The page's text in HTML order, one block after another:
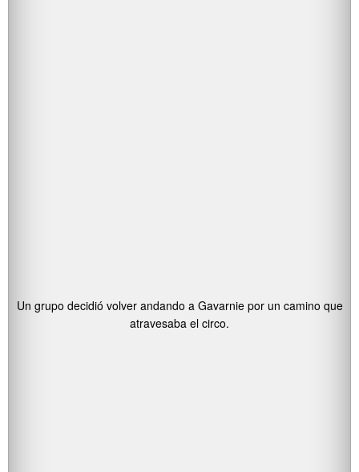
Un grupo decidió volver andando a Gavarnie por un camino que
atravesaba el circo.